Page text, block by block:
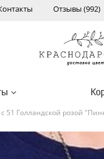
Отзывы (992)
51 Голландской розой